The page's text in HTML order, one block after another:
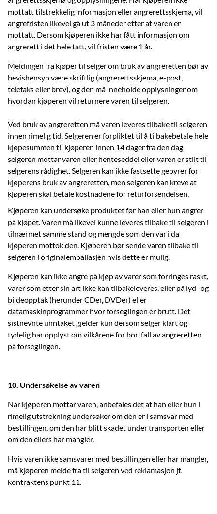
mottatt tilstrekkelig informasjon eller angrerettsskjema, vil
angrefristen likevel gå ut 3 måneder etter at varen er
mottatt. Dersom kjøperen ikke har fått informasjon om
angrerett i det hele tatt, vil fristen være 1 år.
Meldingen fra kjøper til selger om bruk av angreretten bør av
bevishensyn være skriftlig (angrerettsskjema, e-post,
telefaks eller brev), og den må inneholde opplysninger om
hvordan kjøperen vil returnere varen til selgeren.
Ved bruk av angreretten må varen leveres tilbake til selgeren
innen rimelig tid. Selgeren er forpliktet til å tilbakebetale hele
kjøpesummen til kjøperen innen 14 dager fra den dag
selgeren mottar varen eller henteseddel eller varen er stilt til
selgerens rådighet. Selgeren kan ikke fastsette gebyrer for
kjøperens bruk av angreretten, men selgeren kan kreve at
kjøperen skal betale kostnadene for returforsendelsen.
Kjøperen kan undersøke produktet før han eller hun angrer
på kjøpet. Varen må likevel kunne leveres tilbake til selgeren i
tilnærmet samme stand og mengde som den var i da
kjøperen mottok den. Kjøperen bør sende varen tilbake til
selgeren i originalemballasjen hvis dette er mulig.
Kjøperen kan ikke angre på kjøp av varer som forringes raskt,
varer som etter sin art ikke kan tilbakeleveres, eller på lyd- og
bildeopptak (herunder CDer, DVDer) eller
datamaskinprogrammer hvor forseglingen er brutt. Det
sistnevnte unntaket gjelder kun dersom selger klart og
tydelig har opplyst om vilkårene for bortfall av angreretten
på forseglingen.
10. Undersøkelse av varen
Når kjøperen mottar varen, anbefales det at han eller hun i
rimelig utstrekning undersøker om den er i samsvar med
bestillingen, om den har blitt skadet under transporten eller
om den ellers har mangler.
Hvis varen ikke samsvarer med bestillingen eller har mangler,
må kjøperen melde fra til selgeren ved reklamasjon jf.
kontraktens punkt 11.